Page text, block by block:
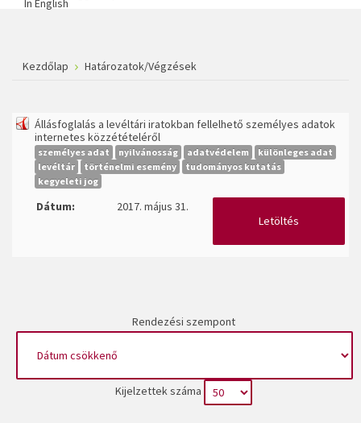
In English
Kezdőlap Határozatok/Végzések
Állásfoglalás a levéltári iratokban fellelhető személyes adatok
internetes közzétételéről
személyes adat nyilvánosság adatvédelem
különleges adat
levéltár
történelmi esemény
tudományos kutatás
kegyeleti jog
Dátum:
2017. május 31.
Letöltés
Rendezési szempont
Kijelzettek száma